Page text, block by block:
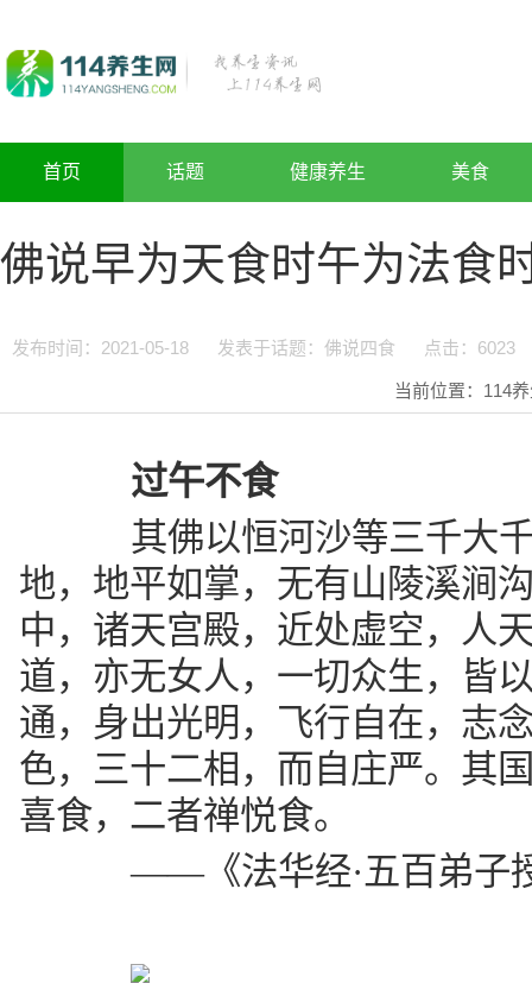
首页 话题 健康养生 美食
佛说早为天食时午为法食
发布时间：2021-05-18 发表于话题： 佛说四食 点击： 6023
当前位置： 114
过午不食
其佛以恒河沙等三千大千
地，地平如掌，无有山陵溪涧
中，诸天宫殿，近处虚空，人
道，亦无女人，一切众生，皆
通，身出光明，飞行自在，志
色，三十二相，而自庄严。其
喜食，二者禅悦食。
——《法华经·五百弟子